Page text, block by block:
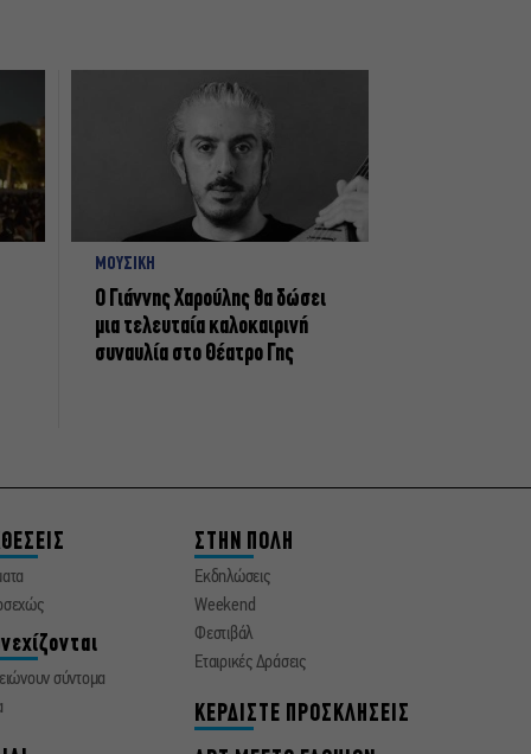
ΜΟΥΣΙΚΗ
Ο Γιάννης Χαρούλης θα δώσει
μια τελευταία καλοκαιρινή
συναυλία στο Θέατρο Γης
σύντομα
ΣΤΗΝ ΠΟΛΗ
Εκδηλώσεις
Weekend
Φεστιβάλ
Εταιρικές Δράσεις
ΚΕΡΔΙΣΤΕ ΠΡΟΣΚΛΗΣΕΙΣ